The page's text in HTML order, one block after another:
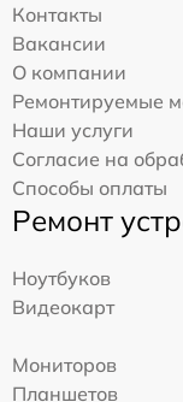
Контакты
Вакансии
О компании
Ремонтируемые
Наши услуги
Согласие на
Способы оплаты
Ремонт
Ноутбуков
Видеокарт
Мониторов
Планшетов